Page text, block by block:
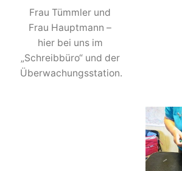
Frau Tümmler und
Frau Hauptmann –
hier bei uns im
„Schreibbüro“ und der
Überwachungsstation.